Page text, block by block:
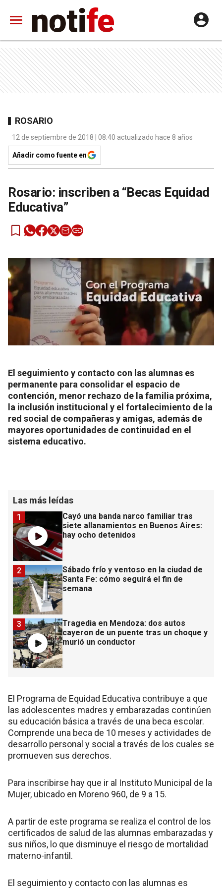
ROSARIO
12 de septiembre de 2018 | 08:40 actualizado hace 8 años
Añadir como fuente en
Rosario: inscriben a “Becas Equidad
Educativa”
El seguimiento y contacto con las alumnas es
permanente para consolidar el espacio de
contención, menor rechazo de la familia próxima,
la inclusión institucional y el fortalecimiento de la
red social de compañeras y amigas, además de
mayores oportunidades de continuidad en el
sistema educativo.
Las más leídas
Cayó una banda narco familiar tras
siete allanamientos en Buenos Aires:
hay ocho detenidos
1
Sábado frío y ventoso en la ciudad de
Santa Fe: cómo seguirá el fin de
semana
2
Tragedia en Mendoza: dos autos
cayeron de un puente tras un choque y
murió un conductor
3
El Programa de Equidad Educativa contribuye a que
las adolescentes madres y embarazadas continúen
su educación básica a través de una beca escolar.
Comprende una beca de 10 meses y actividades de
desarrollo personal y social a través de los cuales se
promueven sus derechos.
Para inscribirse hay que ir al Instituto Municipal de la
Mujer, ubicado en Moreno 960, de 9 a 15.
A partir de este programa se realiza el control de los
certificados de salud de las alumnas embarazadas y
sus niños, lo que disminuye el riesgo de mortalidad
materno-infantil.
El seguimiento y contacto con las alumnas es